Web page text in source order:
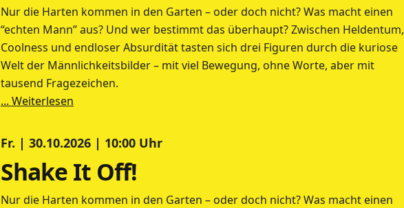
Nur die Harten kommen in den Garten – oder doch nicht? Was macht einen
“echten Mann” aus? Und wer bestimmt das überhaupt? Zwischen Heldentum,
Coolness und endloser Absurdität tasten sich drei Figuren durch die kuriose
Welt der Männlichkeitsbilder – mit viel Bewegung, ohne Worte, aber mit
tausend Fragezeichen.
... Weiterlesen
Fr. | 30.10.2026 | 10:00 Uhr
Shake It Off!
Nur die Harten kommen in den Garten – oder doch nicht? Was macht einen